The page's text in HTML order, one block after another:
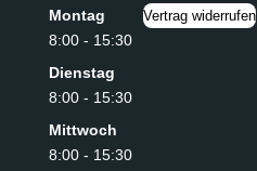
Montag
8:00 - 15:30
Dienstag
8:00 - 15:30
Mittwoch
8:00 - 15:30
Vertrag widerrufen